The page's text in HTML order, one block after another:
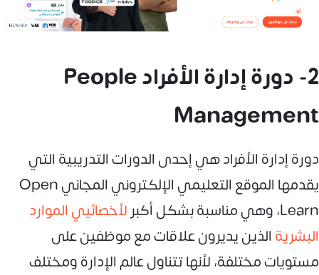
2- دورة إدارة الأفراد People
Management
دورة إدارة الأفراد هي إحدى الدورات التدريبية التي
يقدمها الموقع التعليمي الإلكتروني المجاني Open
Learn، وهي مناسبة بشكل أكبر
لأخصائيي الموارد
البشرية الذين يديرون علاقات مع موظفين على
مستويات مختلفة، لأنها تتناول عالم الإدارة ومختلف